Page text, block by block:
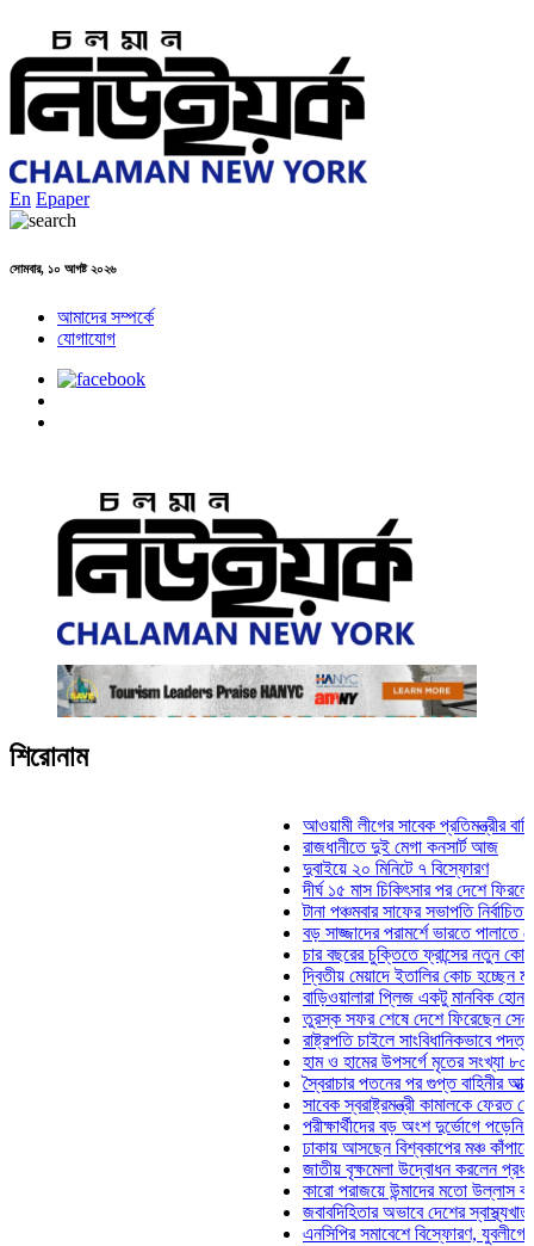
En Epaper
সোমবার, ১০ আগষ্ট ২০২৬
আমাদের সম্পর্কে
যোগাযোগ
শিরোনাম
আওয়ামী লীগের সাবেক প্রতিমন্ত্রীর বাড়িতে
রাজধানীতে দুই মেগা কনসার্ট আজ
দুবাইয়ে ২০ মিনিটে ৭ বিস্ফোরণ
দীর্ঘ ১৫ মাস চিকিৎসার পর দেশে ফিরলেন
টানা পঞ্চমবার সাফের সভাপতি নির্বাচিত কাজী
বড় সাজ্জাদের পরামর্শে ভারতে পালাতে
চার বছরের চুক্তিতে ফ্রান্সের নতুন কোচ জিদান
দ্বিতীয় মেয়াদে ইতালির কোচ হচ্ছেন মানচিনি
বাড়িওয়ালারা প্লিজ একটু মানবিক হোন: মনিরা
তুরস্ক সফর শেষে দেশে ফিরেছেন সেনাপ্রধান
রাষ্ট্রপতি চাইলে সাংবিধানিকভাবে পদত্যাগ করতে
হাম ও হামের উপসর্গে মৃতের সংখ্যা ৮০০ ছাড়াল
স্বৈরাচার পতনের পর গুপ্ত বাহিনীর আত্মপ্রকাশ:
সাবেক স্বরাষ্ট্রমন্ত্রী কামালকে ফেরত চেয়ে
পরীক্ষার্থীদের বড় অংশ দুর্ভোগে পড়েনি: ড.
ঢাকায় আসছেন বিশ্বকাপের মঞ্চ কাঁপানো সেই
জাতীয় বৃক্ষমেলা উদ্বোধন করলেন প্রধানমন্ত্রী
কারো পরাজয়ে উন্মাদের মতো উল্লাস করতে হয়
জবাবদিহিতার অভাবে দেশের স্বাস্থ্যখাত নানা
এনসিপির সমাবেশে বিস্ফোরণ, যুবলীগের দুই